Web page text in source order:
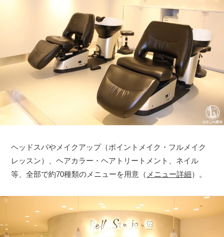
ヘッドスパやメイクアップ（ポイントメイク・フルメイク
レッスン）、ヘアカラー・ヘアトリートメント、ネイル
等、全部で約70種類のメニューを用意（ メニュー詳細）。